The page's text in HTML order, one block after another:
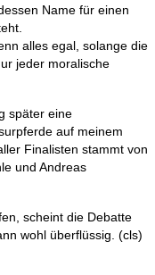
Name für einen
alles egal, solange die
jeder moralische
später eine
auf meinem
Finalisten stammt von
und Andreas
scheint die Debatte
wohl überflüssig. (cls)